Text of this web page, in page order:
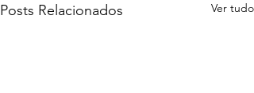
Posts Relacionados Ver tudo